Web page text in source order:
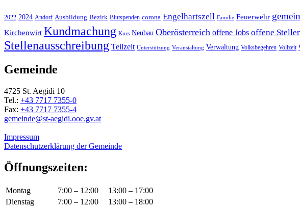
2022 2024 Andorf Ausbildung Bezirk Blutspenden corona Engelhartszell Familie Feuerwehr
Kirchenwirt Kundmachung Kurs Neubau Oberösterreich offene Jobs offene
Stellenausschreibung Teilzeit Unterstützung Veranstaltung Verwaltung Volksbegehren Vollzeit
Gemeinde
4725 St. Aegidi 10
Tel.: +43 7717 7355-0
Fax: +43 7717 7355-4
gemeinde@st-aegidi.ooe.gv.at
Impressum
Datenschutzerklärung der Gemeinde
Öffnungszeiten:
Montag 7:00 – 12:00
13:00 – 17:00
Dienstag
7:00 – 12:00
13:00 – 18:00